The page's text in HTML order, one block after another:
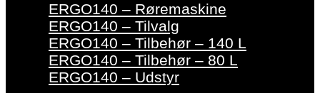
ERGO140 – Røremaskine
ERGO140 – Tilvalg
ERGO140 – Tilbehør – 140 L
ERGO140 – Tilbehør – 80 L
ERGO140 – Udstyr